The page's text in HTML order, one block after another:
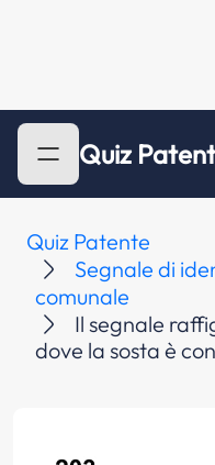
Quiz
Quiz Patente
Segnale di
comunale
Il segnale
dove la sosta è